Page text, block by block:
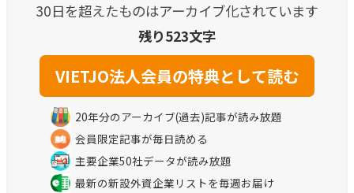
30日を超えたものはアーカイブ化されています
残り523文字
20年分のアーカイブ(過去)記事が読み放題
会員限定記事が毎日読める
主要企業50社データが読み放題
最新の新設外資企業リストを毎週お届け